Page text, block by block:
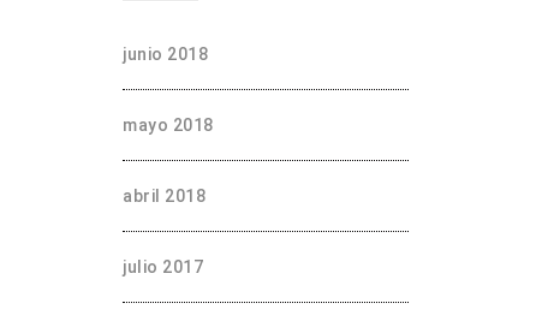
junio 2018
mayo 2018
abril 2018
julio 2017